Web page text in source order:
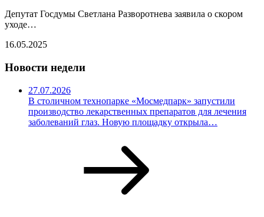
Депутат Госдумы Светлана Разворотнева заявила о скором
уходе…
16.05.2025
Новости недели
27.07.2026
В столичном технопарке «Мосмедпарк» запустили
производство лекарственных препаратов для лечения
заболеваний глаз. Новую площадку открыла…